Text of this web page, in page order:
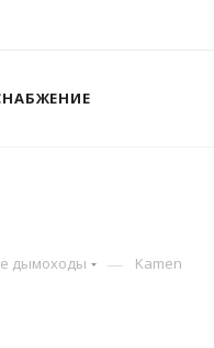
дымоходы — Kamen